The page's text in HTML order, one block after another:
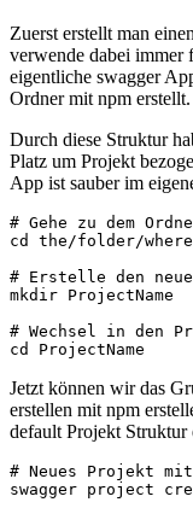
Zuerst erstellt man
verwende dabei immer
eigentliche swagger
Ordner mit npm erstellt.
Durch diese Struktur
Platz um Projekt
App ist sauber im
# Gehe zu dem
cd the/folder/
# Erstelle den
mkdir ProjectName
# Wechsel in den
Jetzt können wir das
erstellen mit npm
default Projekt Struktur
# Neues Projekt